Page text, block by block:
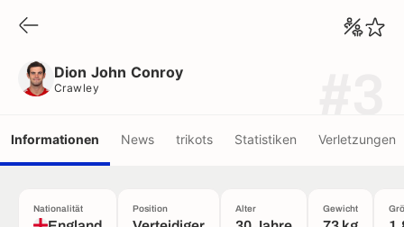
Dion John Conroy
Crawley
Informationen News trikots Statistiken Verletzungen
Nationalität Position Alter Gewicht